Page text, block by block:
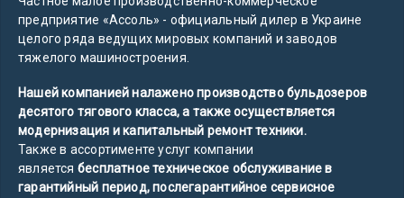
предприятие «Ассоль» - официальный дилер в Украине
целого ряда ведущих мировых компаний и заводов
тяжелого машиностроения.
Нашей компанией налажено производство бульдозеров
десятого тягового класса, а также осуществляется
модернизация и капитальный ремонт техники.
Также в ассортименте услуг компании
является бесплатное техническое обслуживание в
гарантийный период, послегарантийное сервисное